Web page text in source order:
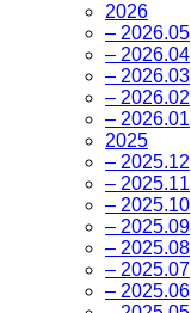
2026
– 2026.05
– 2026.04
– 2026.03
– 2026.02
– 2026.01
2025
– 2025.12
– 2025.11
– 2025.10
– 2025.09
– 2025.08
– 2025.07
– 2025.06